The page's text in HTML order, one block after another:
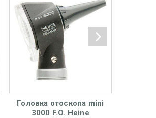
Головка отоскопа mini
3000 F.O. Heine